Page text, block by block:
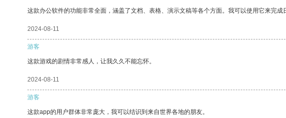
这款办公软件的功能非常全面，涵盖了文档、表格、演示文稿等各个方面。我可以使用它来完成
2024-08-11
游客
这款游戏的剧情非常感人，让我久久不能忘怀。
2024-08-11
游客
这款app的用户群体非常庞大，我可以结识到来自世界各地的朋友。